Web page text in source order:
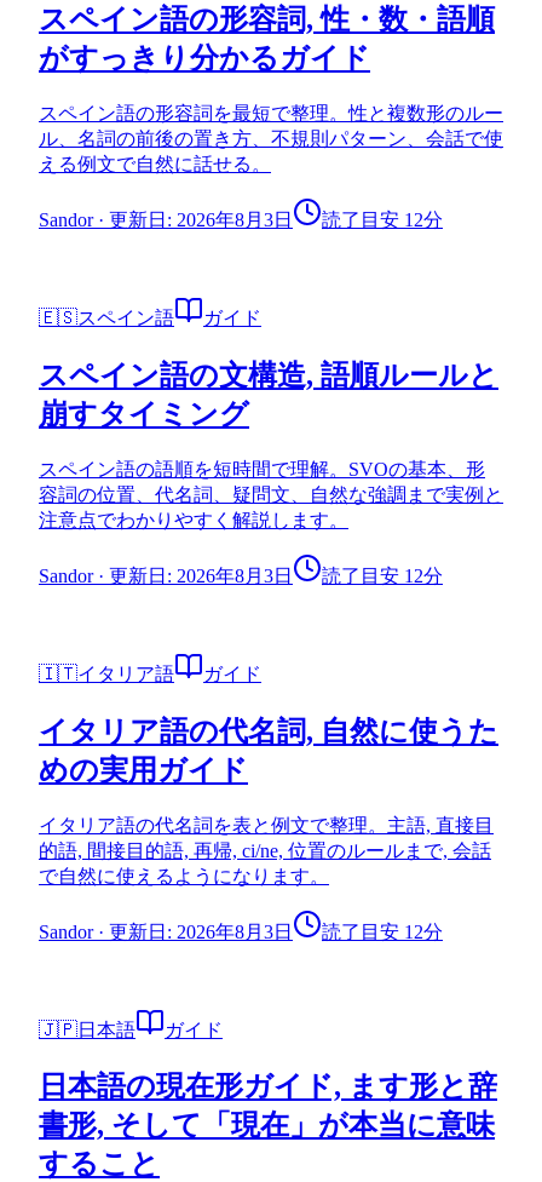
スペイン語の形容詞, 性・数・語順
がすっきり分かるガイド
スペイン語の形容詞を最短で整理。性と複数形のルー
ル、名詞の前後の置き方、不規則パターン、会話で使
える例文で自然に話せる。
Sandor· 更新日: 2026年8月3日 読了目安 12分
🇪🇸スペイン語 ガイド
スペイン語の文構造, 語順ルールと
崩すタイミング
スペイン語の語順を短時間で理解。SVOの基本、形
容詞の位置、代名詞、疑問文、自然な強調まで実例と
注意点でわかりやすく解説します。
Sandor· 更新日: 2026年8月3日 読了目安 12分
🇮🇹イタリア語 ガイド
イタリア語の代名詞, 自然に使うた
めの実用ガイド
イタリア語の代名詞を表と例文で整理。主語, 直接目
的語, 間接目的語, 再帰, ci/ne, 位置のルールまで, 会話
で自然に使えるようになります。
Sandor· 更新日: 2026年8月3日 読了目安 12分
🇯🇵日本語 ガイド
日本語の現在形ガイド, ます形と辞
書形, そして「現在」が本当に意味
すること